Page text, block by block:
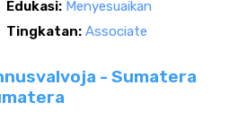
Edukasi: Menyesuaikan
Tingkatan: Associate
- Sumatera